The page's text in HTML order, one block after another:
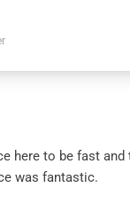
here to be fast and
was fantastic.